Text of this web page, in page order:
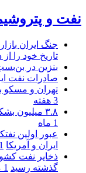
نفت و
جنگ ایران
تاریخ خود را
بنزین در
صادرات نفت
تهران و مسکو
3 هفته
۳.۸ میلیون بشکه نفت خام ایران از محاصره آمریکا عبور کرد
1 ماه
عبور اولین
ایران و آمریکا 1 ماه
گذشته رسید 1 ماه